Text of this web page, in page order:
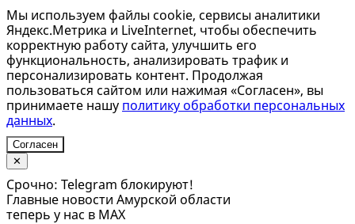
Мы используем файлы cookie, сервисы аналитики
Яндекс.Метрика и LiveInternet, чтобы обеспечить
корректную работу сайта, улучшить его
функциональность, анализировать трафик и
персонализировать контент. Продолжая
пользоваться сайтом или нажимая «Согласен», вы
принимаете нашу политику обработки персональных
данных.
Согласен
✕
Срочно: Telegram блокируют!
Главные новости Амурской области
теперь у нас в MAX